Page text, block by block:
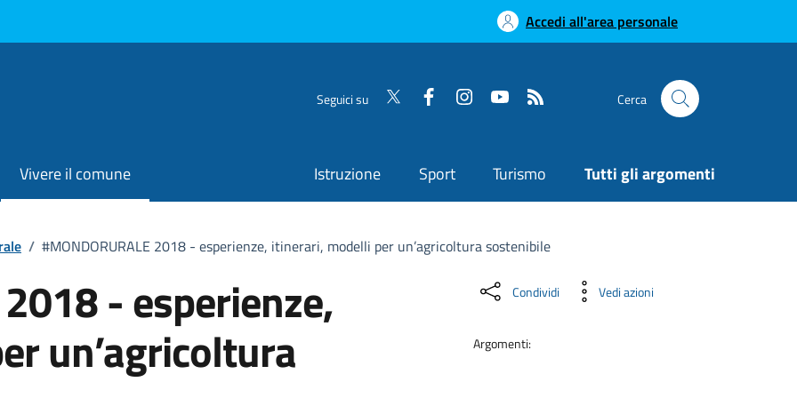
Accedi all'area personale
Seguici su Cerca
Vivere il comune Istruzione Sport Turismo Tutti gli argomenti
/ #MONDORURALE 2018 - esperienze, itinerari, modelli per un’agricoltura sostenibile
- esperienze,
un’agricoltura
Condividi Vedi azioni
Argomenti: